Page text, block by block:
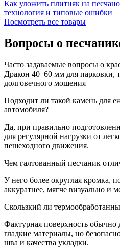
Как уложить плитняк на
технология и типовые ошибки
Посмотреть все товары
Вопросы о
Часто задаваемые вопросы о
Дракон 40–60 мм для парковки,
долговечного мощения
Подходит ли такой камень для
автомобиля?
Да, при правильно
для регулярной нагрузки от
пешеходного движения.
Чем галтованный песчаник
У него более округлая кромка,
аккуратнее, мягче визуально и
Скользкий ли
Фактурная поверхность обычно
гладкие материалы, но
шва и качества укладки.